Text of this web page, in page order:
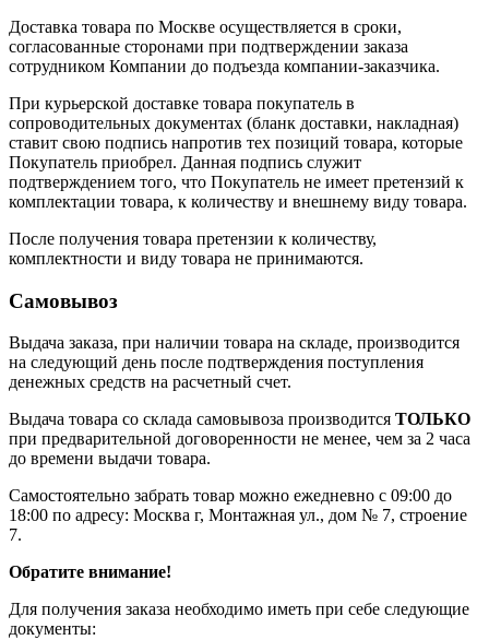
Доставка товара по Москве осуществляется в сроки,
согласованные сторонами при подтверждении заказа
сотрудником Компании до подъезда компании-заказчика.
При курьерской доставке товара покупатель в
сопроводительных документах (бланк доставки, накладная)
ставит свою подпись напротив тех позиций товара, которые
Покупатель приобрел. Данная подпись служит
подтверждением того, что Покупатель не имеет претензий к
комплектации товара, к количеству и внешнему виду товара.
После получения товара претензии к количеству,
комплектности и виду товара не принимаются.
Самовывоз
Выдача заказа, при наличии товара на складе, производится
на следующий день после подтверждения поступления
денежных средств на расчетный счет.
Выдача товара со склада самовывоза производится ТОЛЬКО
при предварительной договоренности не менее, чем за 2 часа
до времени выдачи товара.
Самостоятельно забрать товар можно ежедневно с 09:00 до
18:00 по адресу: Москва г, Монтажная ул., дом № 7, строение
7.
Обратите внимание!
Для получения заказа необходимо иметь при себе следующие
документы: